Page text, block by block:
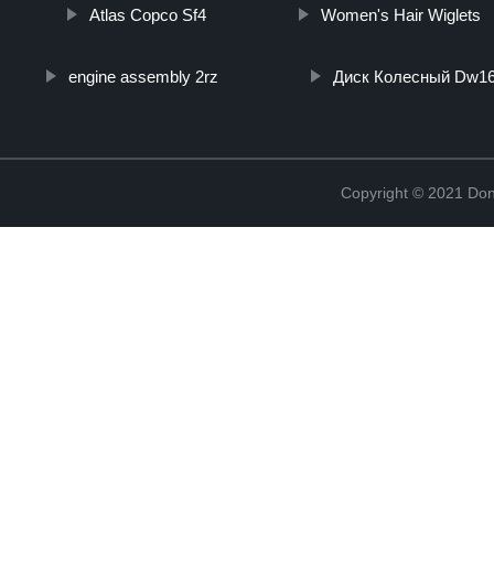
Atlas Copco Sf4 Women's Hair Wiglets
engine assembly 2rz Диск Колесный
Copyright © 2021